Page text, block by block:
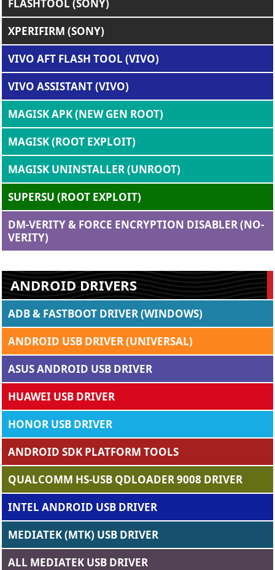
FLASHTOOL (SONY)
XPERIFIRM (SONY)
VIVO AFT FLASH TOOL (VIVO)
VIVO ASSISTANT (VIVO)
MAGISK APK (NEW GEN ROOT)
MAGISK (ROOT EXPLOIT)
MAGISK UNINSTALLER (UNROOT)
SUPERSU (ROOT EXPLOIT)
DM-VERITY & FORCE ENCRYPTION DISABLER (NO-
VERITY)
ANDROID DRIVERS
ADB & FASTBOOT DRIVER (WINDOWS)
ANDROID USB DRIVER (UNIVERSAL)
ASUS ANDROID USB DRIVER
HUAWEI USB DRIVER
HONOR USB DRIVER
ANDROID SDK PLATFORM TOOLS
QUALCOMM HS-USB QDLOADER 9008 DRIVER
INTEL ANDROID USB DRIVER
MEDIATEK (MTK) USB DRIVER
ALL MEDIATEK USB DRIVER